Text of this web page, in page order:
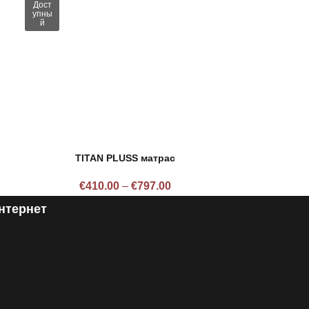
Дост
упны
й
TITAN PLUSS матрас
€410.00 – €797.00